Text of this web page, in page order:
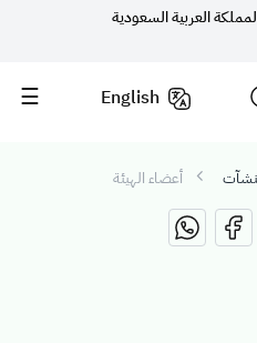
العربية السعودية
English
أعضاء الهيئة